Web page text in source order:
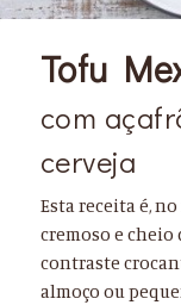
Tofu
com
cerveja
Esta receita é,
cremoso e cheio
contraste
almoço ou